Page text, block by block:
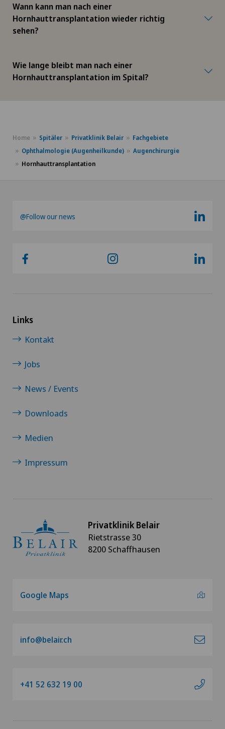
Wann kann man nach einer
Hornhauttransplantation wieder richtig
sehen?
Wie lange bleibt man nach einer
Hornhauttransplantation im Spital?
Home Spitäler Privatklinik Belair
Fachgebiete
Ophthalmologie (Augenheilkunde)
Augenchirurgie
Hornhauttransplantation
@Follow our news
Links
Kontakt
Jobs
News / Events
Downloads
Medien
Impressum
Privatklinik Belair
Rietstrasse 30
8200 Schaffhausen
Google Maps
info@belair.ch
+41 52 632 19 00